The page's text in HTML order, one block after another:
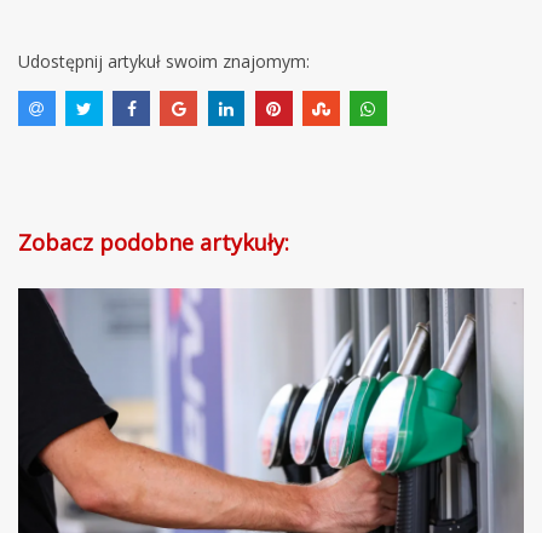
Udostępnij artykuł swoim znajomym:
Zobacz podobne artykuły: